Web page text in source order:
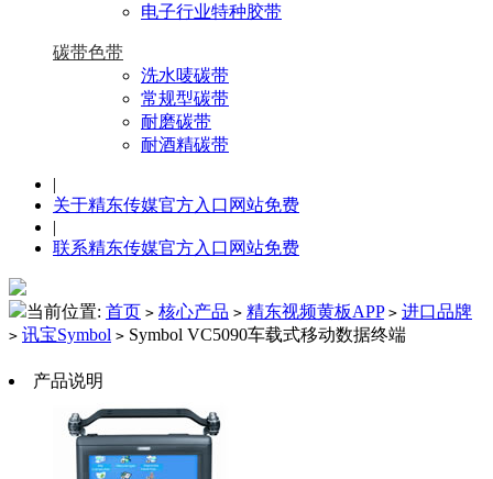
电子行业特种胶带
碳带色带
洗水唛碳带
常规型碳带
耐磨碳带
耐酒精碳带
|
关于精东传媒官方入口网站免费
|
联系精东传媒官方入口网站免费
当前位置: 首页 > 核心产品 > 精东视频黄板APP > 进口品牌
> 讯宝Symbol > Symbol VC5090车载式移动数据终端
产品说明